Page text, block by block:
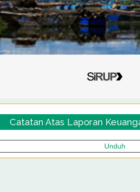
Catatan Atas Laporan
Unduh